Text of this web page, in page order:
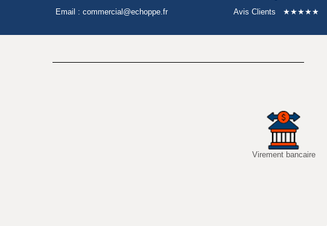
Email : commercial@echoppe.fr
Avis Clients
★★★★★
Virement bancaire